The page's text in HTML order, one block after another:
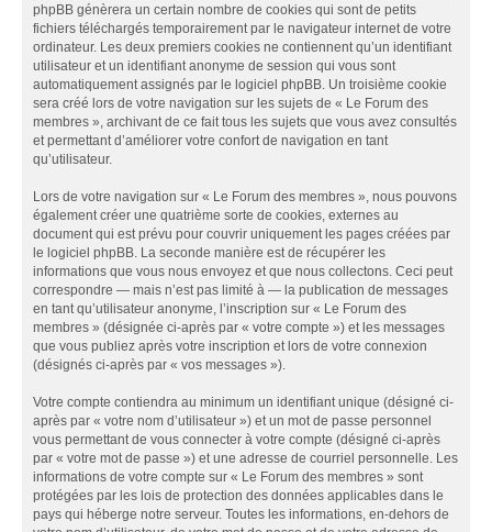
phpBB génèrera un certain nombre de cookies qui sont de petits
fichiers téléchargés temporairement par le navigateur internet de votre
ordinateur. Les deux premiers cookies ne contiennent qu’un identifiant
utilisateur et un identifiant anonyme de session qui vous sont
automatiquement assignés par le logiciel phpBB. Un troisième cookie
sera créé lors de votre navigation sur les sujets de « Le Forum des
membres », archivant de ce fait tous les sujets que vous avez consultés
et permettant d’améliorer votre confort de navigation en tant
qu’utilisateur.
Lors de votre navigation sur « Le Forum des membres », nous pouvons
également créer une quatrième sorte de cookies, externes au
document qui est prévu pour couvrir uniquement les pages créées par
le logiciel phpBB. La seconde manière est de récupérer les
informations que vous nous envoyez et que nous collectons. Ceci peut
correspondre — mais n’est pas limité à — la publication de messages
en tant qu’utilisateur anonyme, l’inscription sur « Le Forum des
membres » (désignée ci-après par « votre compte ») et les messages
que vous publiez après votre inscription et lors de votre connexion
(désignés ci-après par « vos messages »).
Votre compte contiendra au minimum un identifiant unique (désigné ci-
après par « votre nom d’utilisateur ») et un mot de passe personnel
vous permettant de vous connecter à votre compte (désigné ci-après
par « votre mot de passe ») et une adresse de courriel personnelle. Les
informations de votre compte sur « Le Forum des membres » sont
protégées par les lois de protection des données applicables dans le
pays qui héberge notre serveur. Toutes les informations, en-dehors de